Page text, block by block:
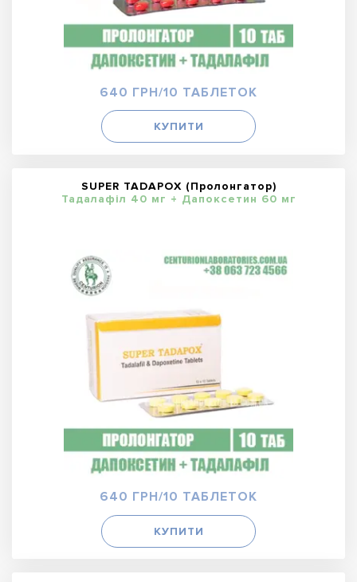
640 ГРН/10 ТАБЛЕТОК
КУПИТИ
SUPER TADAPOX (Пролонгатор)
Тадалафіл 40 мг + Дапоксетин 60 мг
640 ГРН/10 ТАБЛЕТОК
КУПИТИ